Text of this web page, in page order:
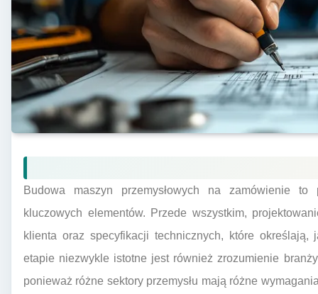
Budowa maszyn przemysłowych na zamówienie
kluczowych elementów. Przede wszystkim,
klienta oraz specyfikacji technicznych, które
etapie niezwykle istotne jest również zrozumienie
ponieważ różne sektory przemysłu mają różne